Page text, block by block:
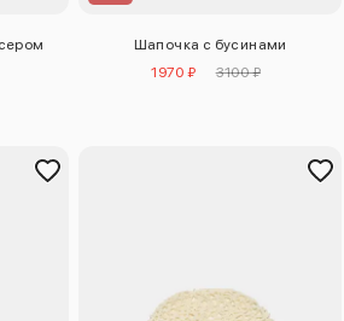
Шапочка с бусинами
1970 ₽
3100 ₽